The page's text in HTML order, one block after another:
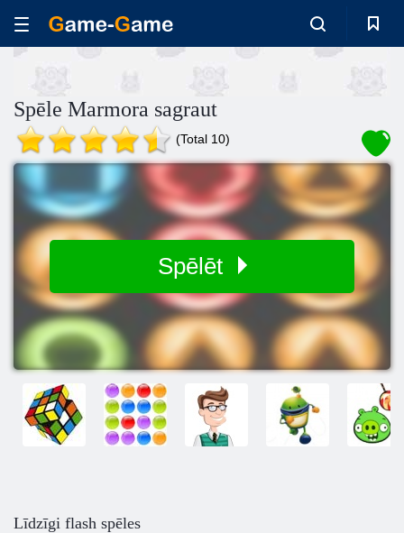
Spēle Marmora sagraut
(Total 10)
Spēlēt
Līdzīgi flash spēles